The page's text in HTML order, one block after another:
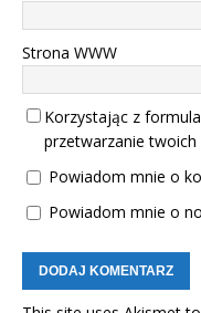
Strona WWW
Korzystając z
przetwarzanie
Powiadom mnie o
Powiadom mnie o